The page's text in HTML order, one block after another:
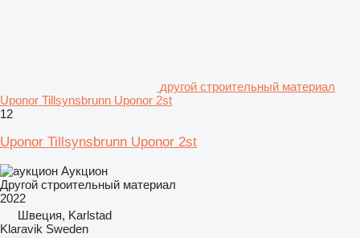
другой строительный материал
Uponor Tillsynsbrunn Uponor 2st
12
Uponor Tillsynsbrunn Uponor 2st
Аукцион
Другой строительный материал
2022
Швеция, Karlstad
Klaravik Sweden